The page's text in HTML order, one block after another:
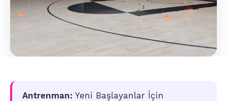
Antrenman: Yeni Başlayanlar İçin